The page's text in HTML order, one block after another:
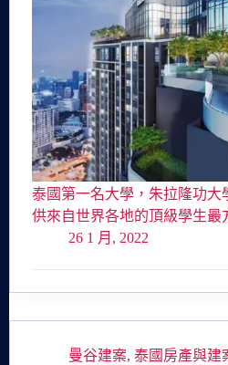
泰國第一名大學，朱拉隆功大
供來自世界各地的頂級學生
26 1 月, 2022
曼谷建案, 泰國房產與建